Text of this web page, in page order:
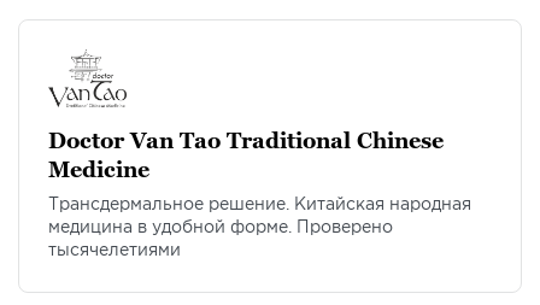
Doctor Van Tao Traditional Chinese
Medicine
Трансдермальное решение. Китайская народная
медицина в удобной форме. Проверено
тысячелетиями